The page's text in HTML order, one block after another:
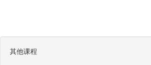
其他课程